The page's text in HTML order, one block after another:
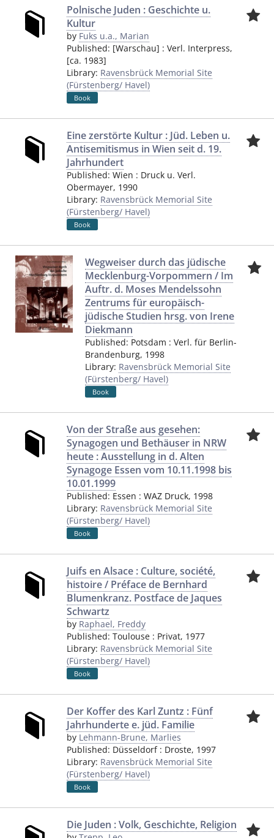
Polnische Juden : Geschichte u.
Kultur
by Fuks u.a., Marian
Published: [Warschau] : Verl. Interpress,
[ca. 1983]
Library: Ravensbrück Memorial Site
(Fürstenberg/ Havel)
Book
Eine zerstörte Kultur : Jüd. Leben u.
Antisemitismus in Wien seit d. 19.
Jahrhundert
Published: Wien : Druck u. Verl.
Obermayer, 1990
Library: Ravensbrück Memorial Site
(Fürstenberg/ Havel)
Book
Wegweiser durch das jüdische
Mecklenburg-Vorpommern / Im
Auftr. d. Moses Mendelssohn
Zentrums für europäisch-
jüdische Studien hrsg. von Irene
Diekmann
Published: Potsdam : Verl. für Berlin-
Brandenburg, 1998
Library: Ravensbrück Memorial Site
(Fürstenberg/ Havel)
Book
Von der Straße aus gesehen:
Synagogen und Bethäuser in NRW
heute : Ausstellung in d. Alten
Synagoge Essen vom 10.11.1998 bis
10.01.1999
Published: Essen : WAZ Druck, 1998
Library: Ravensbrück Memorial Site
(Fürstenberg/ Havel)
Book
Juifs en Alsace : Culture, société,
histoire / Préface de Bernhard
Blumenkranz. Postface de Jaques
Schwartz
by Raphael, Freddy
Published: Toulouse : Privat, 1977
Library: Ravensbrück Memorial Site
(Fürstenberg/ Havel)
Book
Der Koffer des Karl Zuntz : Fünf
Jahrhunderte e. jüd. Familie
by Lehmann-Brune, Marlies
Published: Düsseldorf: Droste, 1997
Library: Ravensbrück Memorial Site
(Fürstenberg/ Havel)
Book
Die Juden : Volk, Geschichte, Religion